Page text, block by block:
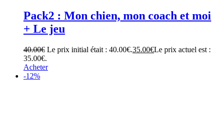
Pack2 : Mon chien, mon coach et moi
+ Le jeu
40.00€ Le prix initial était : 40.00€.35.00€Le prix actuel est :
35.00€.
Acheter
-12%